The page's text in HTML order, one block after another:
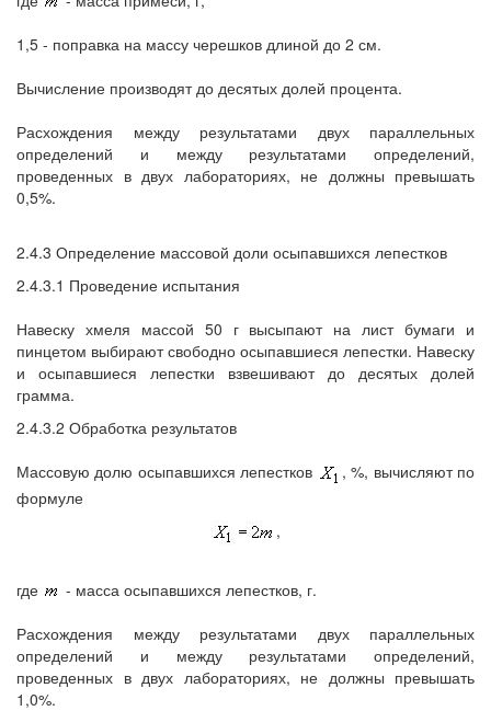
1,5 - поправка на массу черешков длиной до 2 см.
Вычисление производят до десятых долей процента.
Расхождения между результатами двух параллельных
определений и между результатами определений,
проведенных в двух лабораториях, не должны превышать
0,5%.
2.4.3 Определение массовой доли осыпавшихся лепестков
2.4.3.1 Проведение испытания
Навеску хмеля массой 50 г высыпают на лист бумаги и
пинцетом выбирают свободно осыпавшиеся лепестки. Навеску
и осыпавшиеся лепестки взвешивают до десятых долей
грамма.
2.4.3.2 Обработка результатов
Массовую долю осыпавшихся лепестков
, %, вычисляют по
формуле
,
где
- масса осыпавшихся лепестков, г.
Расхождения между результатами двух параллельных
определений и между результатами определений,
проведенных в двух лабораториях, не должны превышать
1,0%.